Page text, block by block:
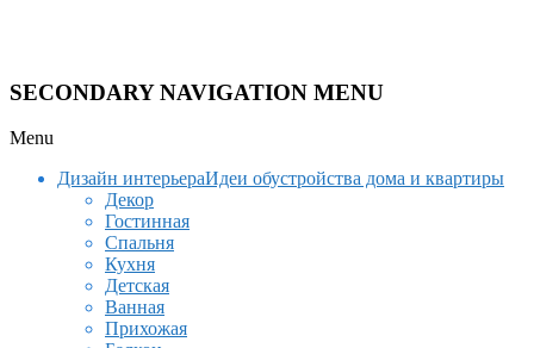
SECONDARY NAVIGATION MENU
Menu
Дизайн интерьераИдеи обустройства дома и квартиры
Декор
Гостинная
Спальня
Кухня
Детская
Ванная
Прихожая